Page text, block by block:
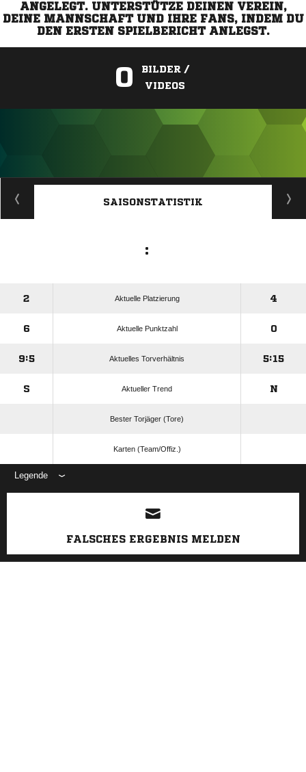
ANGELEGT. UNTERSTÜTZE DEINEN VEREIN,
DEINE MANNSCHAFT UND IHRE FANS, INDEM DU
DEN ERSTEN SPIELBERICHT ANLEGST.
0
BILDER /
VIDEOS
ANZEIGE
SAISONSTATISTIK
:
2 Aktuelle Platzierung 4
6 Aktuelle Punktzahl 0
9:5 Aktuelles Torverhältnis 5:15
S Aktueller Trend N
Bester Torjäger (Tore)
Karten (Team/Offiz.)
Legende
ANZEIGE
FALSCHES ERGEBNIS MELDEN